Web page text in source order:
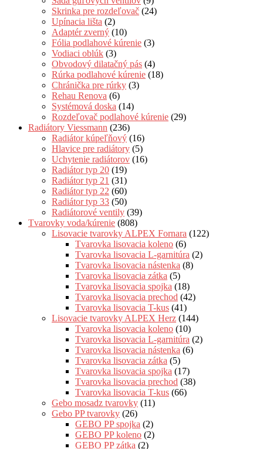
Skrinka pre rozdeľovač (24)
Upínacia lišta (2)
Adaptér zverný (10)
Fólia podlahové kúrenie (3)
Vodiaci oblúk (3)
Obvodový dilatačný pás (4)
Rúrka podlahové kúrenie (18)
Chránička pre rúrky (3)
Rehau Renova (6)
Systémová doska (14)
Rozdeľovač podlahové kúrenie (29)
Radiátory Viessmann (236)
Radiátor kúpeľňový (16)
Hlavice pre radiátory (5)
Uchytenie radiátorov (16)
Radiátor typ 20 (19)
Radiátor typ 21 (31)
Radiátor typ 22 (60)
Radiátor typ 33 (50)
Radiátorové ventily (39)
Tvarovky voda/kúrenie (808)
Lisovacie tvarovky ALPEX Fornara (122)
Tvarovka lisovacia koleno (6)
Tvarovka lisovacia L-garnitúra (2)
Tvarovka lisovacia nástenka (8)
Tvarovka lisovacia zátka (5)
Tvarovka lisovacia spojka (18)
Tvarovka lisovacia prechod (42)
Tvarovka lisovacia T-kus (41)
Lisovacie tvarovky ALPEX Herz (144)
Tvarovka lisovacia koleno (10)
Tvarovka lisovacia L-garnitúra (2)
Tvarovka lisovacia nástenka (6)
Tvarovka lisovacia zátka (5)
Tvarovka lisovacia spojka (17)
Tvarovka lisovacia prechod (38)
Tvarovka lisovacia T-kus (66)
Gebo mosadz tvarovky (11)
Gebo PP tvarovky (26)
GEBO PP spojka (2)
GEBO PP koleno (2)
GEBO PP zátka (2)